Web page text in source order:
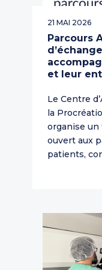
21 MAI 2026
Parcours
et leur
Le Centre
la
organise un
ouvert aux
patients,